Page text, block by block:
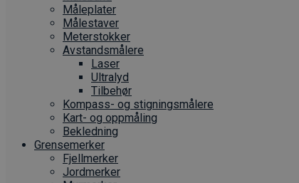
Måleplater
Målestaver
Meterstokker
Avstandsmålere
Laser
Ultralyd
Tilbehør
Kompass- og stigningsmålere
Kart- og oppmåling
Bekledning
Grense­merker
Fjellmerker
Jordmerker